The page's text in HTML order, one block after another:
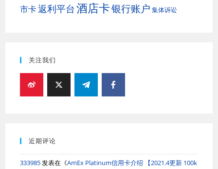
市卡返利平台 酒店卡银行账户 集体诉讼
关注我们
近期评论
333985发表在《AmEx Platinum信用卡介绍 【2021.4更新 100k